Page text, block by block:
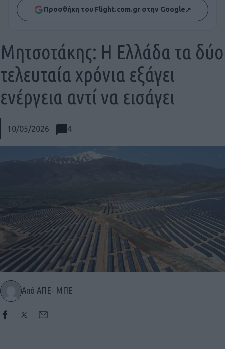
Προσθήκη του Flight.com.gr στην Google↗
10/05/2026 4
Μητσοτάκης: Η Ελλάδα τα δύο
τελευταία χρόνια εξάγει
ενέργεια αντί να εισάγει
Από ΑΠΕ- ΜΠΕ